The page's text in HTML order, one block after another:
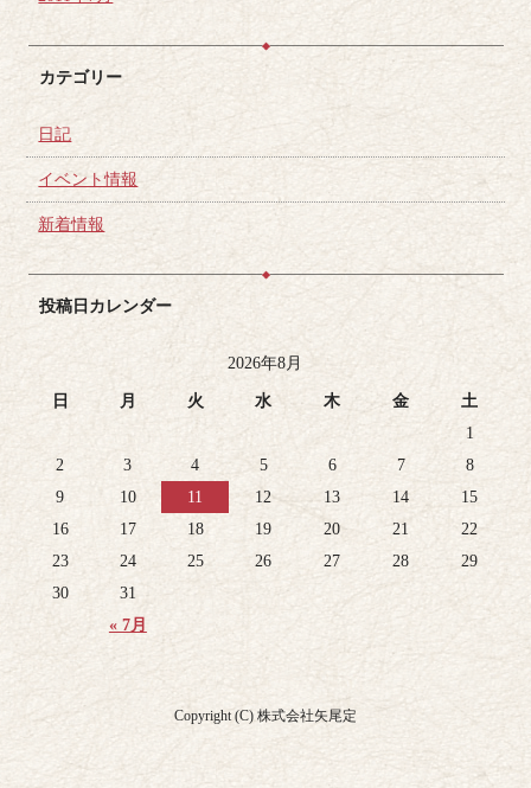
カテゴリー
日記
イベント情報
新着情報
投稿日カレンダー
2026年8月
日 月 火 水 木 金 土
« 7月
1
2
3 4 5 6 7
8
9
10 11 12 13 14
15
16
17 18 19 20 21
22
23
24 25 26 27 28
29
30
31
Copyright (C) 株式会社矢尾定